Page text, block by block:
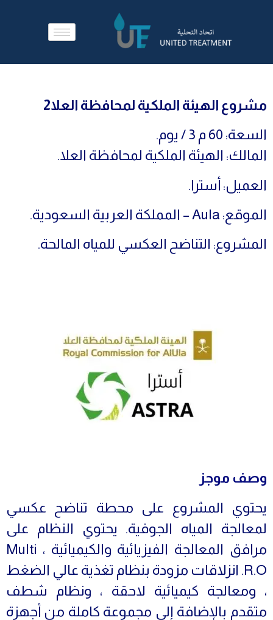
مشروع الهيئة الملكية لمحافظة العلا2
السعة: 60 م 3 / يوم.
المالك: الهيئة الملكية لمحافظة العلا.
العميل: أسترا.
الموقع: Aula – المملكة العربية السعودية.
المشروع: التناضح العكسي للمياه المالحة.
وصف موجز
يحتوي المشروع على محطة تناضح عكسي
لمعالجة المياه الجوفية. يحتوي النظام على
مرافق المعالجة الفيزيائية والكيميائية ، Multi
R.O. انزلاقات مزودة بنظام تغذية عالي الضغط
، ومعالجة كيميائية لاحقة ، ونظام شطف
متقدم بالإضافة إلى مجموعة كاملة من أجهزة